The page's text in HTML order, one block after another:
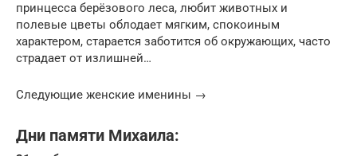
принцесса берёзового леса, любит животных и
полевые цветы облодает мягким, спокоиным
характером, старается заботится об окружающих, часто
страдает от излишней…
Следующие женские именины →
Дни памяти Михаила: